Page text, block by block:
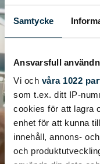
Samtycke
Ansvarsfull
Vi och våra 1022
som t.ex. ditt IP-
cookies för att lagra
enhet för att kunna
innehåll, annons-
och